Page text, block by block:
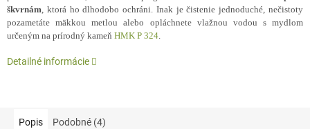
škvrnám, ktorá ho dlhodobo ochráni. Inak je čistenie jednoduché, nečistoty
pozametáte mäkkou metlou alebo opláchnete vlažnou vodou s mydlom
určeným na prírodný kameň HMK P 324.
Detailné informácie
Popis Podobné (4)